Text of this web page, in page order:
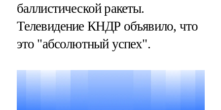
баллистической ракеты.
Телевидение КНДР объявило, что
это "абсолютный успех".